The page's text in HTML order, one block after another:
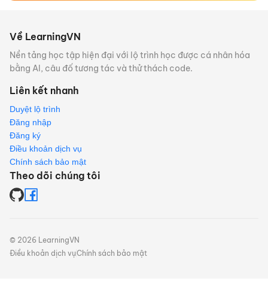
Về LearningVN
Nền tảng học tập hiện đại với lộ trình học được cá nhân hóa
bằng AI, câu đố tương tác và thử thách code.
Liên kết nhanh
Duyệt lộ trình
Đăng nhập
Đăng ký
Điều khoản dịch vụ
Chính sách bảo mật
Theo dõi chúng tôi
© 2026 LearningVN
Điều khoản dịch vụChính sách bảo mật